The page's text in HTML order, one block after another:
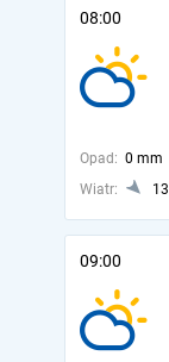
08:00
Opad: 0 mm
Wiatr:
09:00